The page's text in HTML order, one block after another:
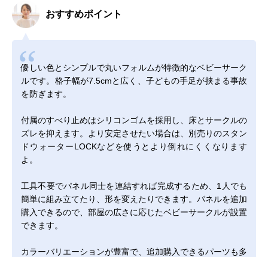
おすすめポイント
優しい色とシンプルで丸いフォルムが特徴的なベビーサーク
ルです。格子幅が7.5cmと広く、子どもの手足が挟まる事故
を防ぎます。
付属のすべり止めはシリコンゴムを採用し、床とサークルの
ズレを抑えます。より安定させたい場合は、別売りのスタン
ドウォーターLOCKなどを使うとより倒れにくくなります
よ。
工具不要でパネル同士を連結すれば完成するため、1人でも
簡単に組み立てたり、形を変えたりできます。パネルを追加
購入できるので、部屋の広さに応じたベビーサークルが設置
できます。
カラーバリエーションが豊富で、追加購入できるパーツも多